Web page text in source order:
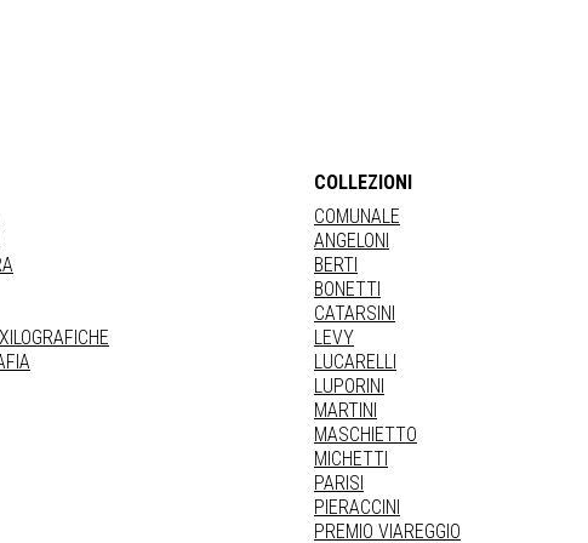
COLLEZIONI
COMUNALE
ANGELONI
BERTI
BONETTI
CATARSINI
LEVY
LUCARELLI
LUPORINI
MARTINI
MASCHIETTO
MICHETTI
PARISI
PIERACCINI
PREMIO VIAREGGIO